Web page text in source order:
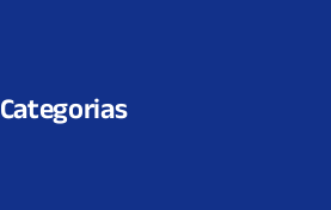
Categorias